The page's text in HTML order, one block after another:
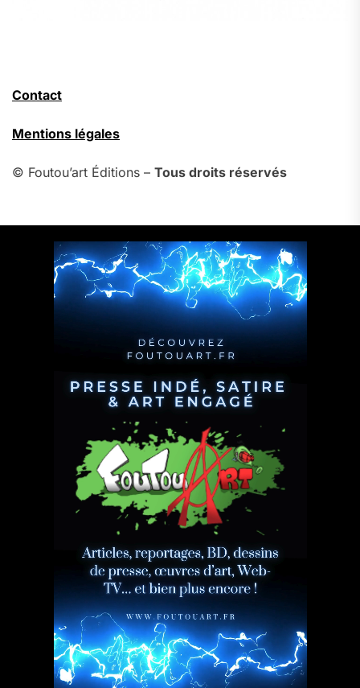
Contact
Mentions légales
© Foutou’art Éditions – Tous droits réservés